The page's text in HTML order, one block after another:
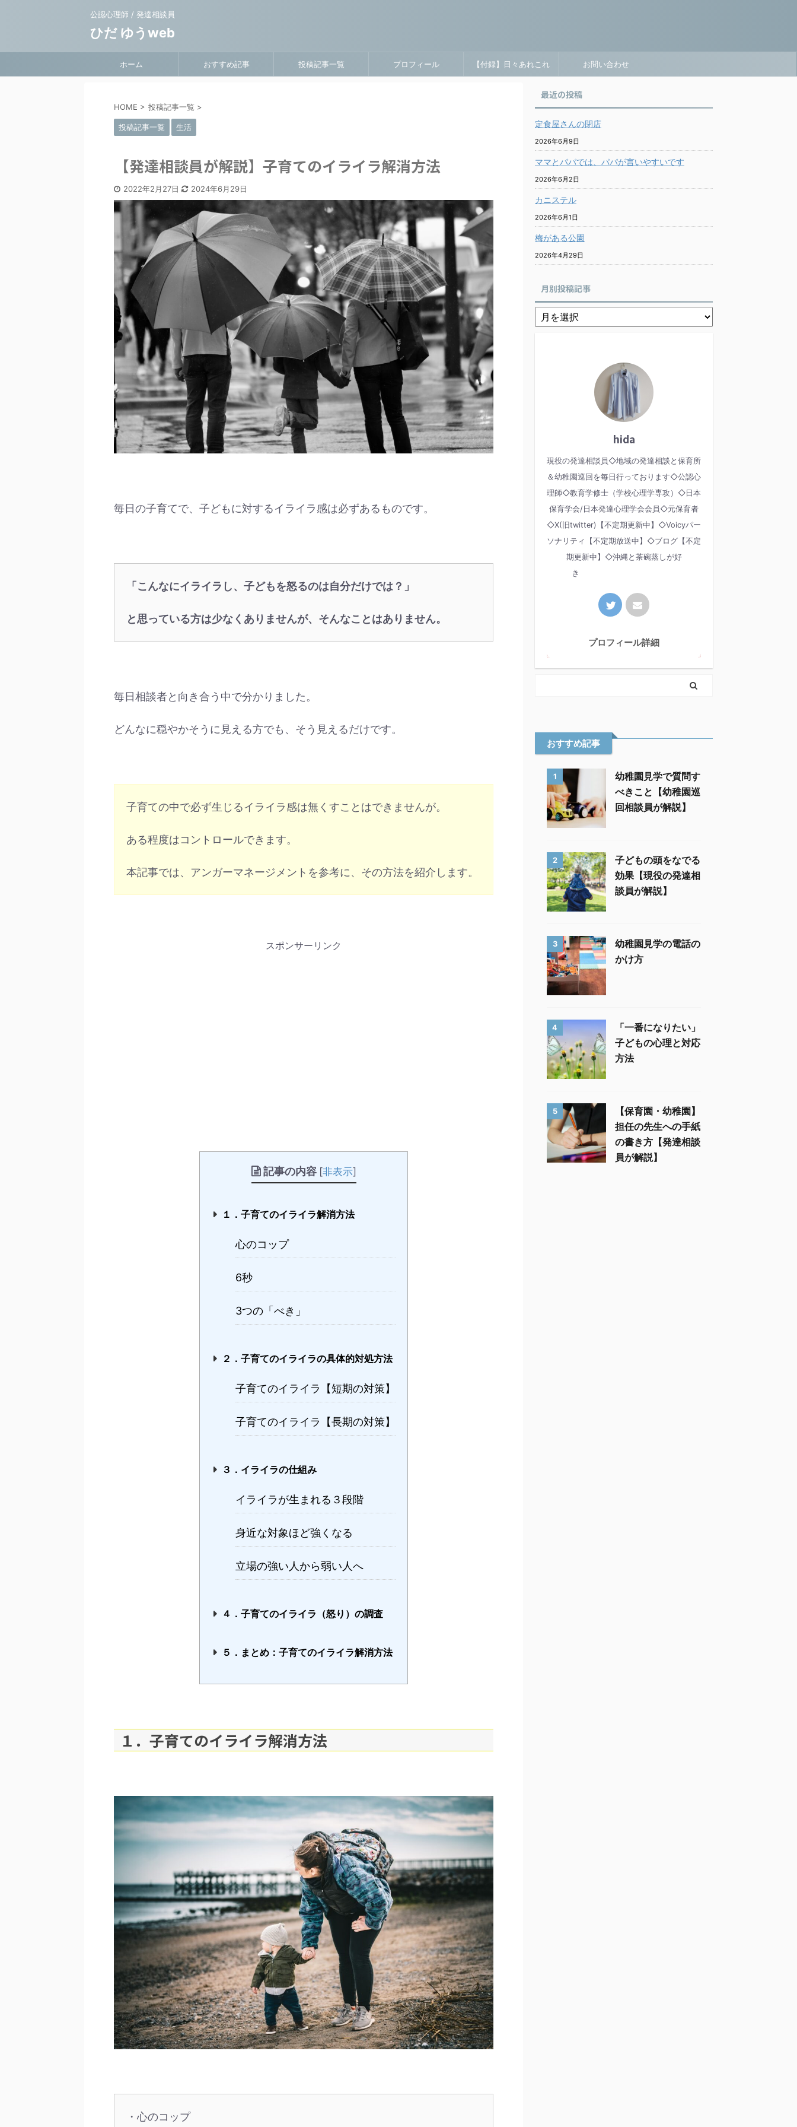
公認心理師 / 発達相談員
ひだ ゆうweb
ホーム おすすめ記事 投稿記事一覧 プロフィール 【付録】日々あれこれ お問い合わせ
HOME > 投稿記事一覧 >
投稿記事一覧 生活
【発達相談員が解説】子育てのイライラ解消方法
2022年2月27日 2024年6月29日
毎日の子育てで、子どもに対するイライラ感は必ずあるものです。
「こんなにイライラし、子どもを怒るのは自分だけでは？」
と思っている方は少なくありませんが、そんなことはありません。
毎日相談者と向き合う中で分かりました。
どんなに穏やかそうに見える方でも、そう見えるだけです。
子育ての中で必ず生じるイライラ感は無くすことはできませんが。
ある程度はコントロールできます。
本記事では、アンガーマネージメントを参考に、その方法を紹介します。
スポンサーリンク
記事の内容 [非表示]
１．子育てのイライラ解消方法
心のコップ
6秒
3つの「べき」
２．子育てのイライラの具体的対処方法
子育てのイライラ【短期の対策】
子育てのイライラ【長期の対策】
３．イライラの仕組み
イライラが生まれる３段階
身近な対象ほど強くなる
立場の強い人から弱い人へ
４．子育てのイライラ（怒り）の調査
５．まとめ：子育てのイライラ解消方法
１．子育てのイライラ解消方法
・心のコップ
最近の投稿
定食屋さんの閉店
2026年6月9日
ママとパパでは、パパが言いやすいです
2026年6月2日
カニステル
2026年6月1日
梅がある公園
2026年4月29日
月別投稿記事
hida
現役の発達相談員◇地域の発達相談と保育所
＆幼稚園巡回を毎日行っております◇公認心
理師◇教育学修士（学校心理学専攻）◇日本
保育学会/日本発達心理学会会員◇元保育者
◇X(旧twitter)【不定期更新中】◇Voicyパー
ソナリティ【不定期放送中】◇ブログ【不定
期更新中】◇沖縄と茶碗蒸しが好
き
プロフィール詳細
おすすめ記事
1
幼稚園見学で質問す
べきこと【幼稚園巡
回相談員が解説】
2
子どもの頭をなでる
効果【現役の発達相
談員が解説】
3
幼稚園見学の電話の
かけ方
4
「一番になりたい」
子どもの心理と対応
方法
5
【保育園・幼稚園】
担任の先生への手紙
の書き方【発達相談
員が解説】